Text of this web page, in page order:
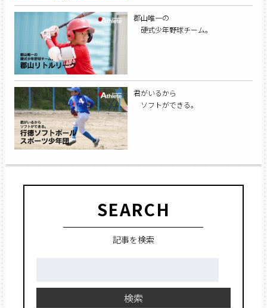
郡山唯一の
硬式少年野球チーム。
君がいるから
ソフトができる。
SEARCH
記事を検索
検索